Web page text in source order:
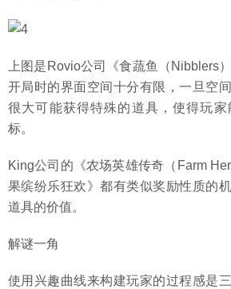
上图是Rovio公司《食蔬鱼（Nibblers
开局时的界面空间十分有限，一旦空
很大可能获得特殊的道具，使得玩家
标。
King公司的《农场英雄传奇（Farm
果缤纷乐狂欢》都有类似奖励性质的
道具的价值。
解谜一角
使用兴趣曲线来构建玩家的过程感是